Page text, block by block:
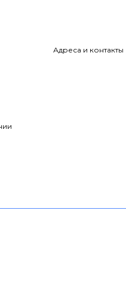
Адреса и контакты